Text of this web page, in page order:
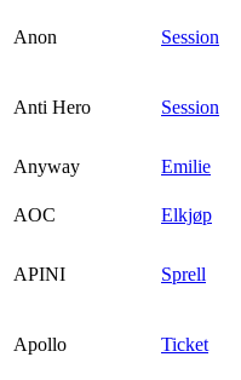
Anon Session
Anti Hero Session
Anyway
Emilie
AOC
Elkjøp
APINI Sprell
Apollo Ticket